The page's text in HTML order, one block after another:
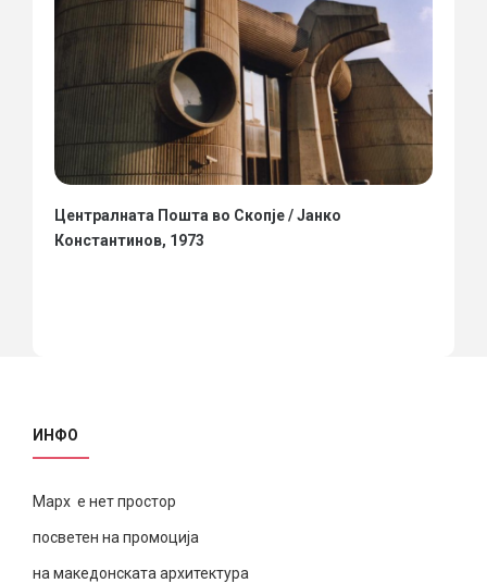
Централната Пошта во Скопје / Јанко
Константинов, 1973
ИНФО
Марх е нет простор
посветен на промоција
на македонската архитектура